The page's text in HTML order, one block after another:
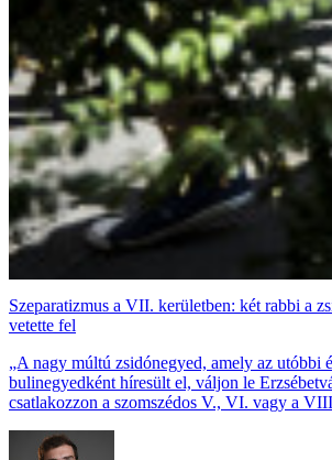
Szeparatizmus a VII. kerületben: két rabbi a
vetette fel
„A nagy múltú zsidónegyed, amely az utóbbi
bulinegyedként híresült el, váljon le
csatlakozzon a szomszédos V., VI. vagy a